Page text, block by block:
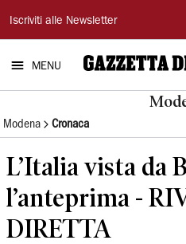
Gazzetta
di
Modena
Iscriviti alle Newsletter
MENU
Modena Cronaca
L’Italia vista da
l’anteprima -
DIRETTA